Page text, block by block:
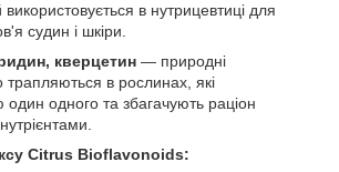
в нутрицевтиці для
судин і шкіри.
кверцетин — природні
в рослинах, які
одного та збагачують раціон
Citrus Bioflavonoids: